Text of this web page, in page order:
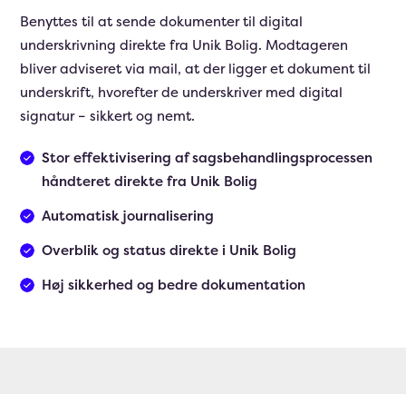
Benyttes til at sende dokumenter til digital
underskrivning direkte fra Unik Bolig. Modtageren
bliver adviseret via mail, at der ligger et dokument til
underskrift, hvorefter de underskriver med digital
signatur – sikkert og nemt.
Stor effektivisering af sagsbehandlingsprocessen
håndteret direkte fra Unik Bolig
Automatisk journalisering
Overblik og status direkte i Unik Bolig
Høj sikkerhed og bedre dokumentation